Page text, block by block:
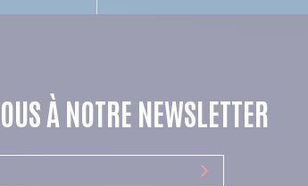
À NOTRE NEWSLETTER